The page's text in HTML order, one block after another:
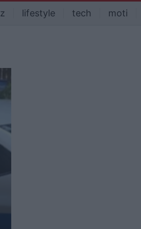
lifestyle tech moti